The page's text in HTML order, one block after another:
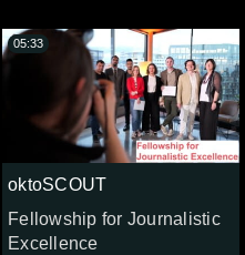
oktoSCOUT
Fellowship for Journalistic
Excellence
05:33